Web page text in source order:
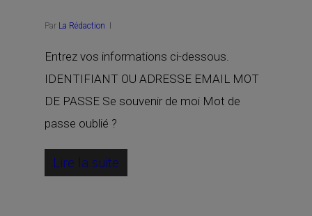
Par La Rédaction
Entrez vos informations ci-dessous.
IDENTIFIANT OU ADRESSE EMAIL MOT
DE PASSE Se souvenir de moi Mot de
passe oublié ?
Lire la suite